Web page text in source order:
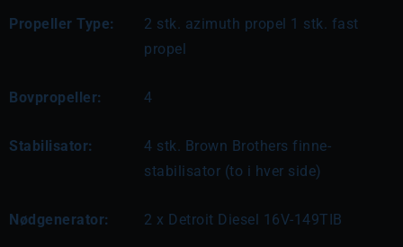
Propeller Type:
2 stk. azimuth propel 1 stk. fast
propel
Bovpropeller: 4
Stabilisator:
4 stk. Brown Brothers finne-
stabilisator (to i hver side)
Nødgenerator: 2 x Detroit Diesel 16V-149TIB